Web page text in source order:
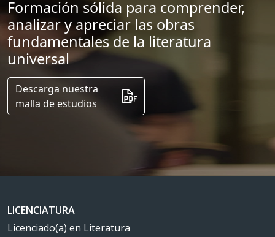
Formación sólida para comprender,
analizar y apreciar las obras
fundamentales de la literatura
universal
Descarga nuestra
malla de estudios
LICENCIATURA
Licenciado(a) en Literatura